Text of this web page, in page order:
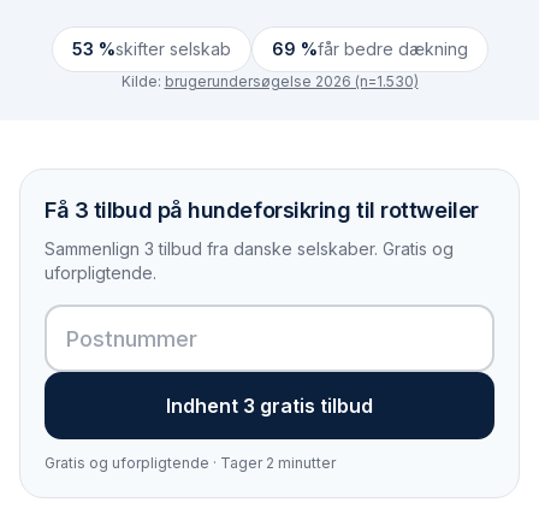
53 %skifter selskab 69 %får bedre dækning
Kilde: brugerundersøgelse 2026 (n=1.530)
Få 3 tilbud på hundeforsikring til rottweiler
Sammenlign 3 tilbud fra danske selskaber. Gratis og
uforpligtende.
Indhent 3 gratis tilbud
Gratis og uforpligtende · Tager 2 minutter